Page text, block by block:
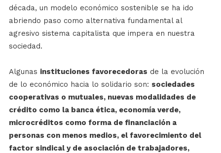
década, un modelo económico sostenible se ha ido
abriendo paso como alternativa fundamental al
agresivo sistema capitalista que impera en nuestra
sociedad.
Algunas instituciones favorecedoras de la evolución
de lo económico hacia lo solidario son: sociedades
cooperativas o mutuales, nuevas modalidades de
crédito como la banca ética, economía verde,
microcréditos como forma de financiación a
personas con menos medios, el favorecimiento del
factor sindical y de asociación de trabajadores,